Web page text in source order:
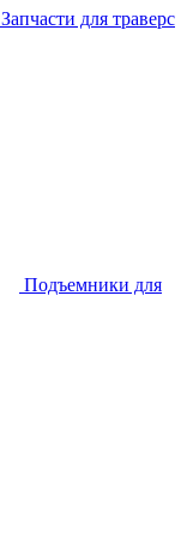
Запчасти для траверс
Подъемники для